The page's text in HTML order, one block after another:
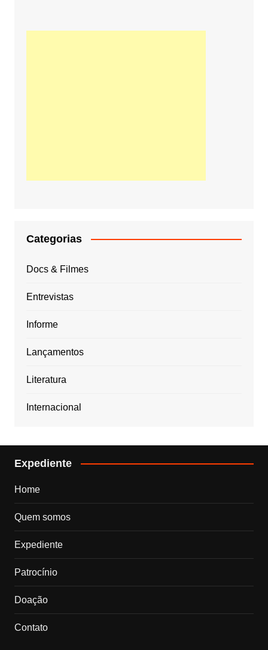
Categorias
Docs & Filmes
Entrevistas
Informe
Lançamentos
Literatura
Internacional
Expediente
Home
Quem somos
Expediente
Patrocínio
Doação
Contato